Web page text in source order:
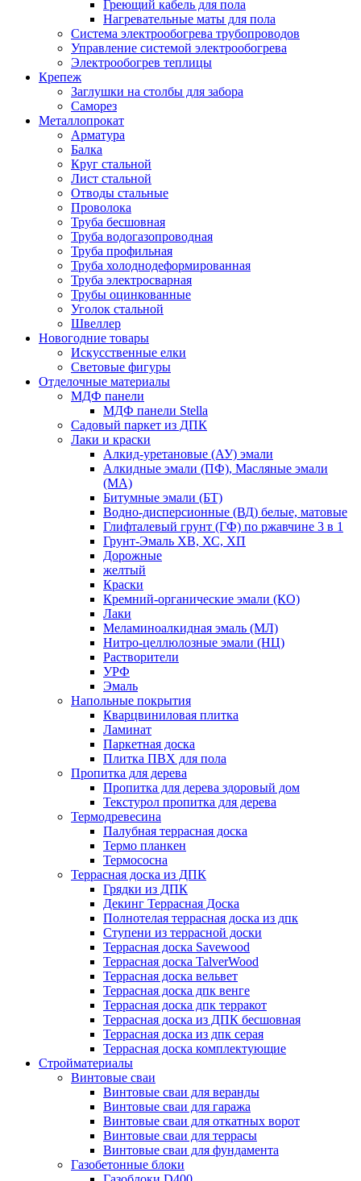
Греющий кабель для пола
Нагревательные маты для пола
Система электрообогрева трубопроводов
Управление системой электрообогрева
Электрообогрев теплицы
Крепеж
Заглушки на столбы для забора
Саморез
Металлопрокат
Арматура
Балка
Круг стальной
Лист стальной
Отводы стальные
Проволока
Труба бесшовная
Труба водогазопроводная
Труба профильная
Труба холоднодеформированная
Труба электросварная
Трубы оцинкованные
Уголок стальной
Швеллер
Новогодние товары
Искусственные елки
Световые фигуры
Отделочные материалы
МДФ панели
МДФ панели Stella
Садовый паркет из ДПК
Лаки и краски
Алкид-уретановые (АУ) эмали
Алкидные эмали (ПФ), Масляные эмали
(МА)
Битумные эмали (БТ)
Водно-дисперсионные (ВД) белые, матовые
Глифталевый грунт (ГФ) по ржавчине 3 в 1
Грунт-Эмаль ХВ, ХС, ХП
Дорожные
желтый
Краски
Кремний-органические эмали (КО)
Лаки
Меламиноалкидная эмаль (МЛ)
Нитро-целлюлозные эмали (НЦ)
Растворители
УРФ
Эмаль
Напольные покрытия
Кварцвиниловая плитка
Ламинат
Паркетная доска
Плитка ПВХ для пола
Пропитка для дерева
Пропитка для дерева здоровый дом
Текстурол пропитка для дерева
Термодревесина
Палубная террасная доска
Термо планкен
Термососна
Террасная доска из ДПК
Грядки из ДПК
Декинг Террасная Доска
Полнотелая террасная доска из дпк
Ступени из террасной доски
Террасная доска Savewood
Террасная доска TalverWood
Террасная доска вельвет
Террасная доска дпк венге
Террасная доска дпк терракот
Террасная доска из ДПК бесшовная
Террасная доска из дпк серая
Террасная доска комплектующие
Стройматериалы
Винтовые сваи
Винтовые сваи для веранды
Винтовые сваи для гаража
Винтовые сваи для откатных ворот
Винтовые сваи для террасы
Винтовые сваи для фундамента
Газобетонные блоки